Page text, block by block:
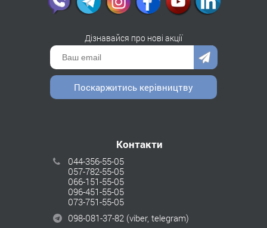
Дізнавайся про нові акції
Поскаржитись керівництву
Контакти
044-356-55-05
057-782-55-05
066-151-55-05
096-451-55-05
073-751-55-05
098-081-37-82 (viber, telegram)